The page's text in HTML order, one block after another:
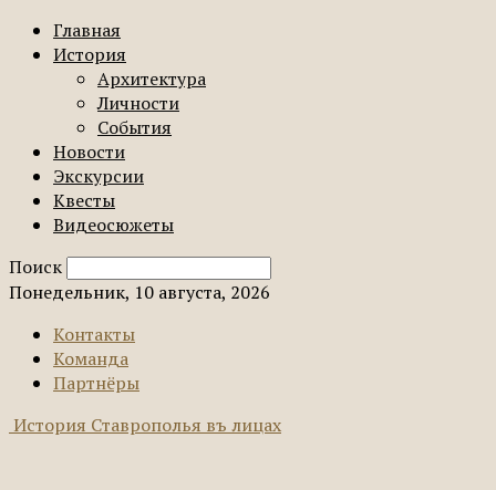
Главная
История
Архитектура
Личности
События
Новости
Экскурсии
Квесты
Видеосюжеты
Поиск
Понедельник, 10 августа, 2026
Контакты
Команда
Партнёры
История Ставрополья въ лицах